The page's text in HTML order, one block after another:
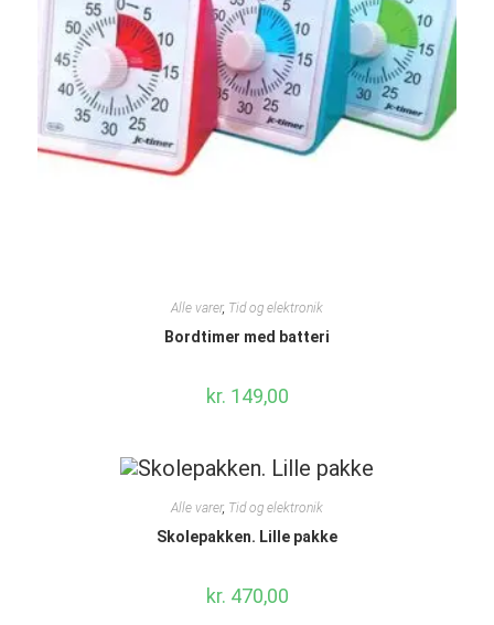
Alle varer, Tid og elektronik
Bordtimer med batteri
kr. 149,00
Alle varer, Tid og elektronik
Skolepakken. Lille pakke
kr. 470,00